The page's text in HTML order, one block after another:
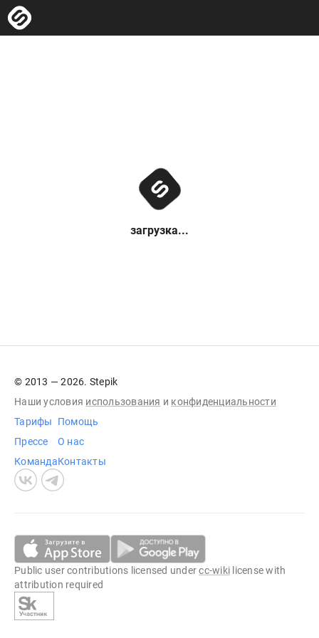
загрузка...
© 2013 — 2026. Stepik
Наши условия использования и конфиденциальности
Тарифы
Прессе
Команда
Помощь
О нас
Контакты
Public user contributions licensed undercc-wiki license with
attribution required